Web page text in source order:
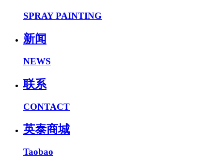
SPRAY PAINTING
新闻
NEWS
联系
CONTACT
英泰商城
Taobao